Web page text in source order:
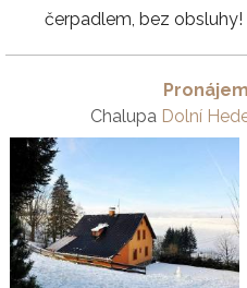
čerpadlem, bez obsluhy!
Chalupa Dolní